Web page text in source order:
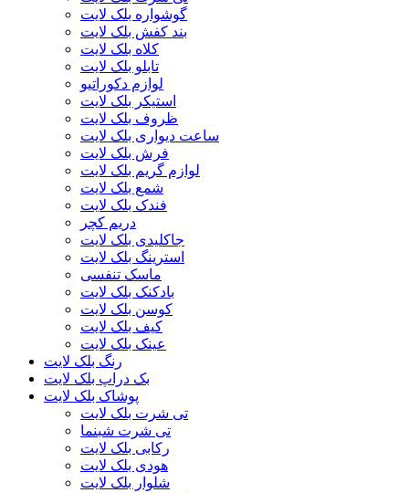
گوشواره بلک لایت
بند کفش بلک لایت
کلاه بلک لایت
تابلو بلک لایت
لوازم دکوراتیو
استیکر بلک لایت
ظروف بلک لایت
ساعت دیواری بلک لایت
فرش بلک لایت
لوازم گریم بلک لایت
شمع بلک لایت
فندک بلک لایت
دریم کچر
جاکلیدی بلک لایت
استرینگ بلک لایت
ماسک تنفسی
بادکنک بلک لایت
کوسن بلک لایت
کیف بلک لایت
عینک بلک لایت
رنگ بلک لایت
بک دراپ بلک لایت
پوشاک بلک لایت
تی شرت بلک لایت
تی شرت شبنما
رکابی بلک لایت
هودی بلک لایت
شلوار بلک لایت